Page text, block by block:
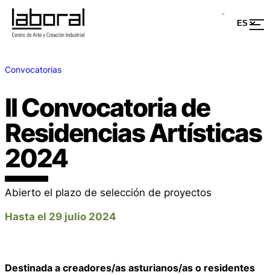
Convocatorias
II Convocatoria de
Residencias Artísticas
2024
Abierto el plazo de selección de proyectos
Hasta el 29 julio 2024
Destinada a creadores/as asturianos/as o residentes